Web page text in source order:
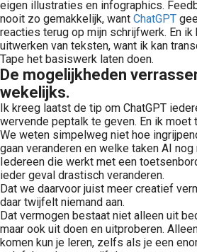
eigen illustraties en infographics.
nooit zo gemakkelijk, want ChatGPT
reacties terug op mijn schrijfwerk. En ik
uitwerken van teksten, want ik kan
Tape het basiswerk laten doen.
De mogelijkheden
wekelijks.
Ik kreeg laatst de tip om ChatGPT
wervende peptalk te geven. En ik moet
We weten simpelweg niet hoe
gaan veranderen en welke taken AI
Iedereen die werkt met een
ieder geval drastisch veranderen.
Dat we daarvoor juist meer creatief
daar twijfelt niemand aan.
Dat vermogen bestaat niet alleen uit
maar ook uit doen en uitproberen.
komen kun je leren, zelfs als je een